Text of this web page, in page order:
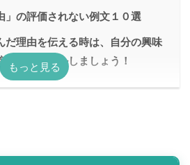
」の評価されない例文１０選
だ理由を伝える時は、自分の興味
官にアピールしましょう！